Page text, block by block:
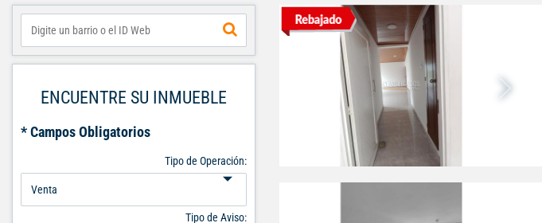
ENCUENTRE SU INMUEBLE
* Campos Obligatorios
Tipo de Operación:
Tipo de Aviso: